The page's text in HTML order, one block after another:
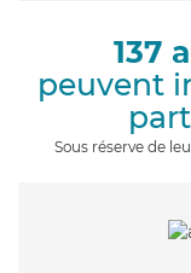
137
peuvent
Sous réserve de